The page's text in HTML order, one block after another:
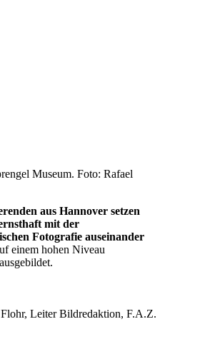
Museum. Foto: Rafael
aus Hannover setzen
mit der
Fotografie auseinander
einem hohen Niveau
Leiter Bildredaktion, F.A.Z.